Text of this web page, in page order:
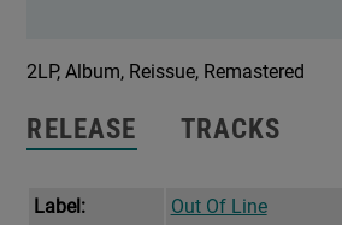
2LP, Album, Reissue, Remastered
RELEASE TRACKS
Label:
Out Of Line